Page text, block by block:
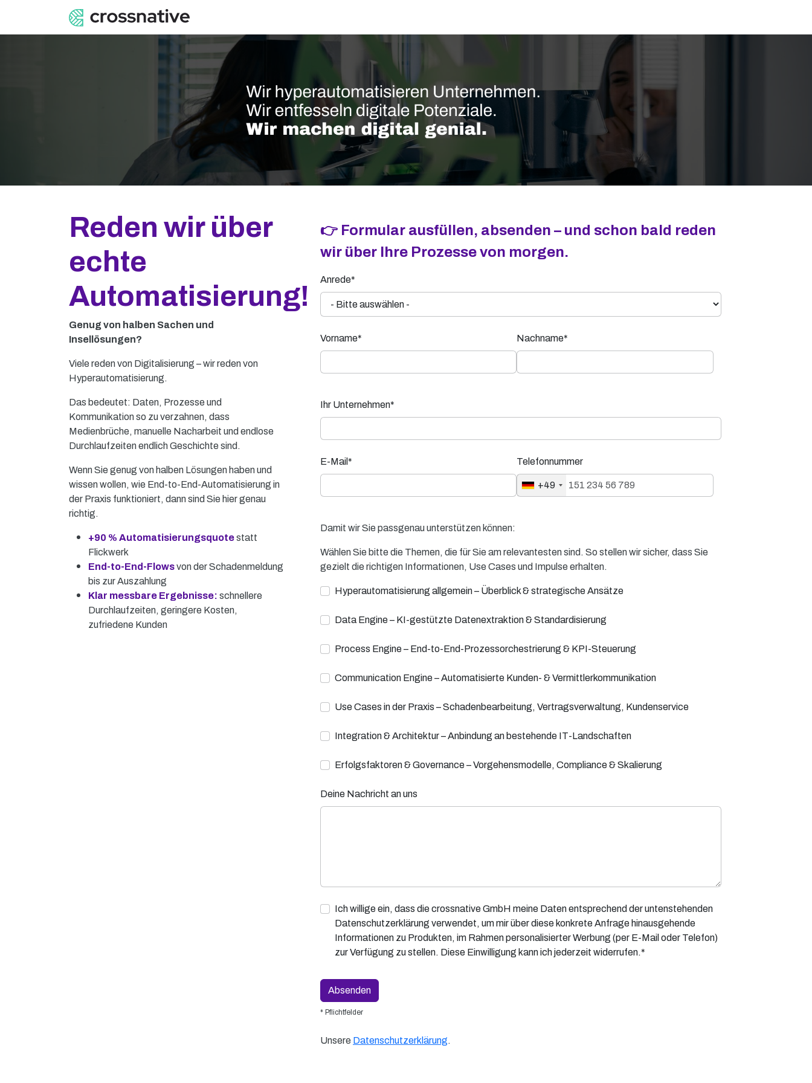
Reden wir über
echte
Automatisierung!
Genug von halben Sachen und
Insellösungen?
Viele reden von Digitalisierung – wir reden von
Hyperautomatisierung.
Das bedeutet: Daten, Prozesse und
Kommunikation so zu verzahnen, dass
Medienbrüche, manuelle Nacharbeit und endlose
Durchlaufzeiten endlich Geschichte sind.
Wenn Sie genug von halben Lösungen haben und
wissen wollen, wie End-to-End-Automatisierung in
der Praxis funktioniert, dann sind Sie hier genau
richtig.
+90 % Automatisierungsquotestatt
Flickwerk
End-to-End-Flowsvon der Schadenmeldung
bis zur Auszahlung
Klar messbare Ergebnisse:schnellere
Durchlaufzeiten, geringere Kosten,
zufriedene Kunden
👉Formular ausfüllen, absenden – und schon bald reden
wir über Ihre Prozesse von morgen.
Anrede*
Vorname* Nachname*
Ihr Unternehmen*
E-Mail*
Telefonnummer
+49
Damit wir Sie passgenau unterstützen können:
Wählen Sie bitte die Themen, die für Sie am relevantesten sind. So stellen wir sicher, dass Sie
gezielt die richtigen Informationen, Use Cases und Impulse erhalten.
Hyperautomatisierung allgemein – Überblick & strategische Ansätze
Data Engine – KI-gestützte Datenextraktion & Standardisierung
Process Engine – End-to-End-Prozessorchestrierung & KPI-Steuerung
Communication Engine – Automatisierte Kunden- & Vermittlerkommunikation
Use Cases in der Praxis – Schadenbearbeitung, Vertragsverwaltung, Kundenservice
Integration & Architektur – Anbindung an bestehende IT-Landschaften
Erfolgsfaktoren & Governance – Vorgehensmodelle, Compliance & Skalierung
Deine Nachricht an uns
Ich willige ein, dass die crossnative GmbH meine Daten entsprechend der untenstehenden
Datenschutzerklärung verwendet, um mir über diese konkrete Anfrage hinausgehende
Informationen zu Produkten, im Rahmen personalisierter Werbung (per E-Mail oder Telefon)
zur Verfügung zu stellen. Diese Einwilligung kann ich jederzeit widerrufen.*
* Pflichtfelder
UnsereDatenschutzerklärung.